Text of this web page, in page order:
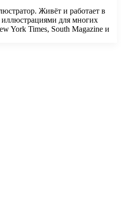
Живёт и работает в
иллюстрациями для многих
York Times, South Magazine и